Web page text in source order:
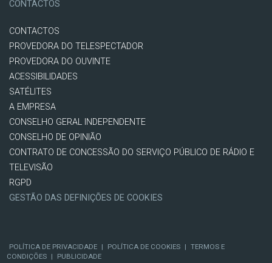
CONTACTOS
CONTACTOS
PROVEDORA DO TELESPECTADOR
PROVEDORA DO OUVINTE
ACESSIBILIDADES
SATÉLITES
A EMPRESA
CONSELHO GERAL INDEPENDENTE
CONSELHO DE OPINIÃO
CONTRATO DE CONCESSÃO DO SERVIÇO PÚBLICO DE RÁDIO E
TELEVISÃO
RGPD
GESTÃO DAS DEFINIÇÕES DE COOKIES
POLÍTICA DE PRIVACIDADE | POLÍTICA DE COOKIES | TERMOS E
CONDIÇÕES | PUBLICIDADE